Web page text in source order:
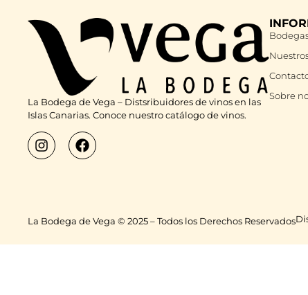
La Bodega de Vega – Distsribuidores de vinos en las
Islas Canarias. Conoce nuestro catálogo de vinos.
Sobre
La Bodega de Vega © 2025 – Todos los Derechos Reservados